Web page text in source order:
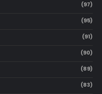
(97)
(95)
(91)
(90)
(89)
(83)